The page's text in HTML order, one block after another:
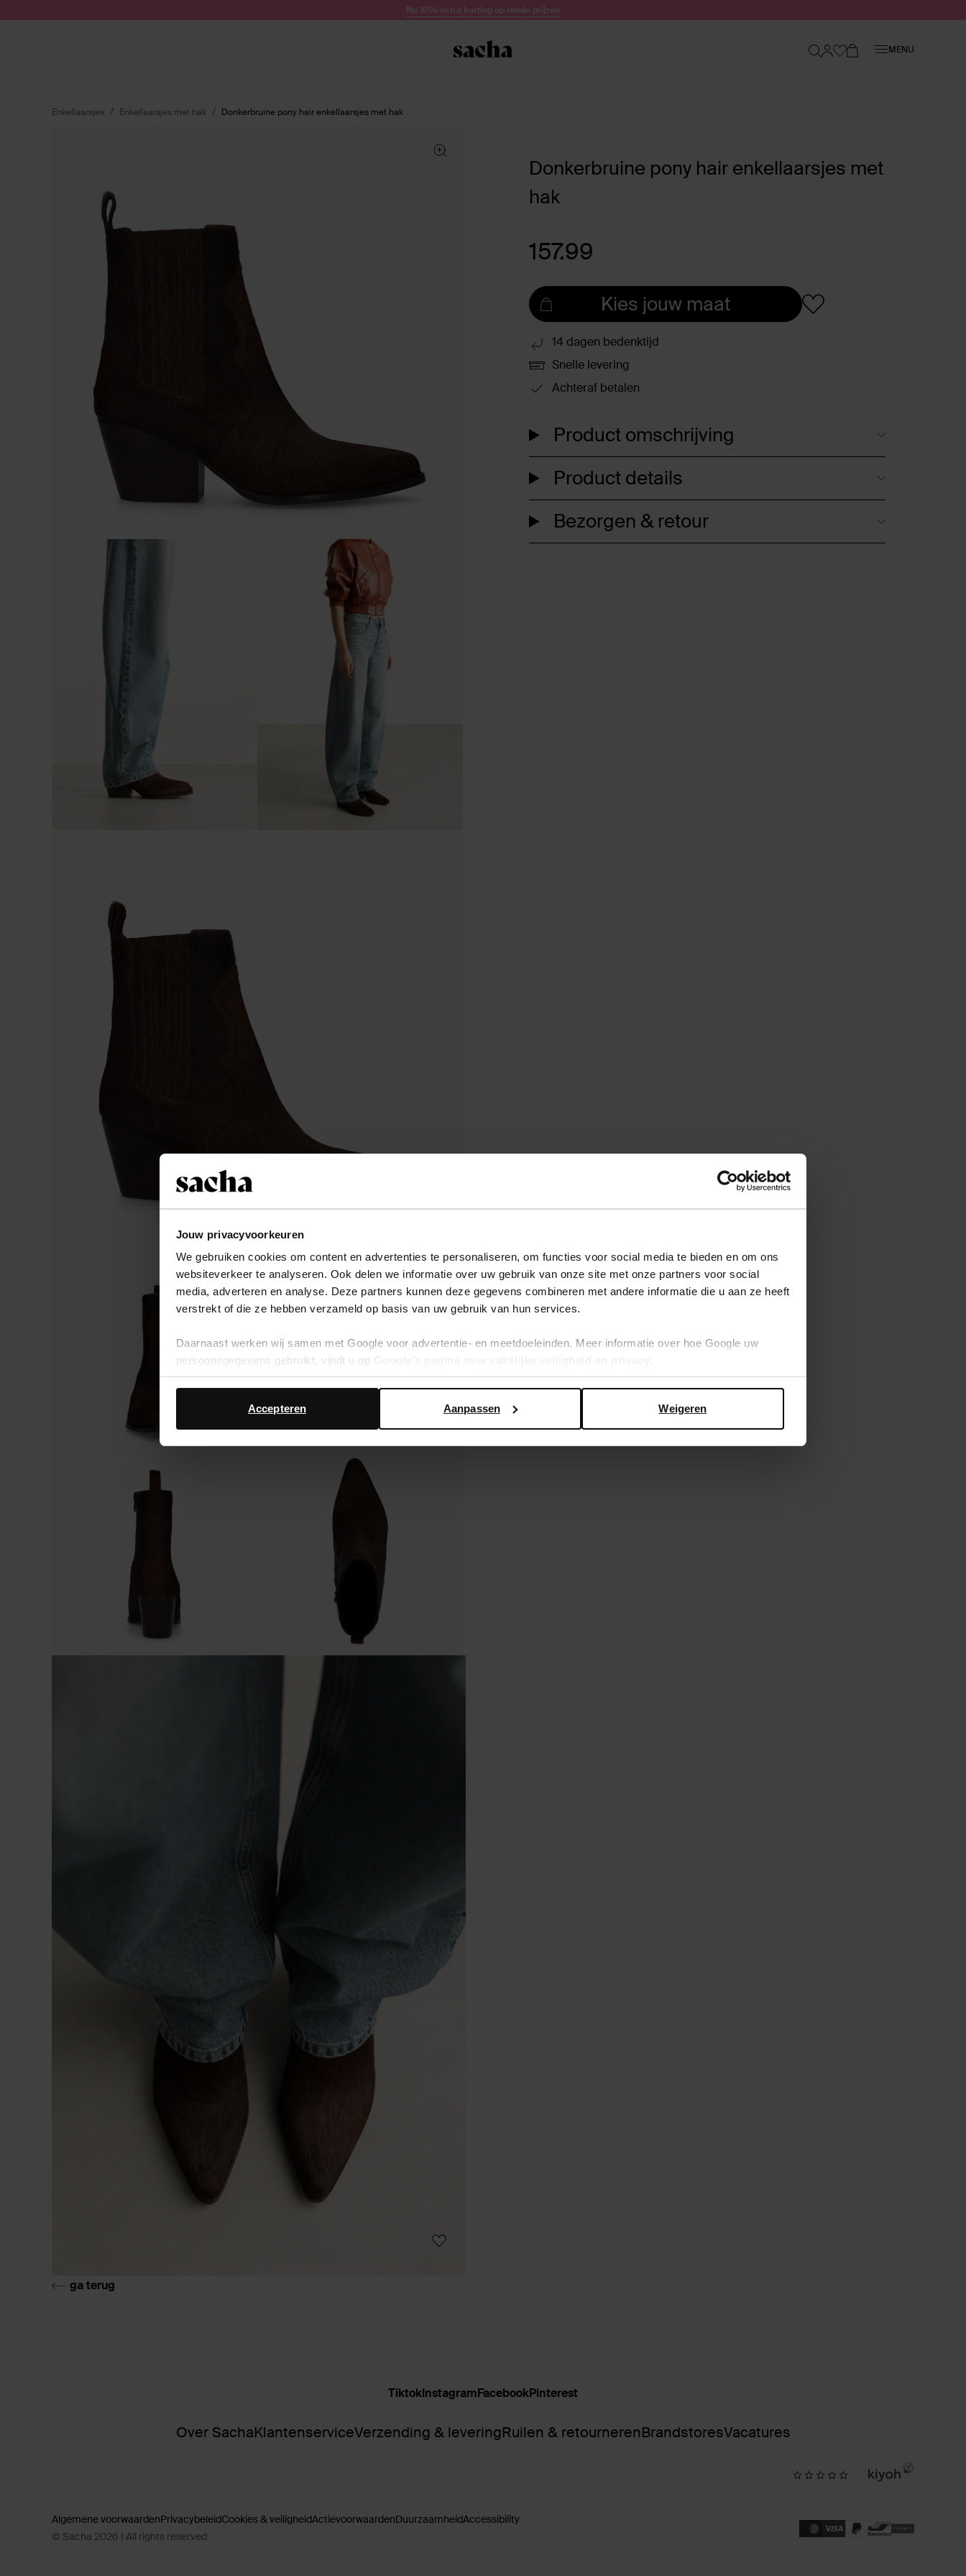
Jouw privacyvoorkeuren
We gebruiken cookies om content en advertenties te personaliseren, om functies voor social media te bieden en om ons
websiteverkeer te analyseren. Ook delen we informatie over uw gebruik van onze site met onze partners voor social
media, adverteren en analyse. Deze partners kunnen deze gegevens combineren met andere informatie die u aan ze heeft
verstrekt of die ze hebben verzameld op basis van uw gebruik van hun services.
Daarnaast werken wij samen met Google voor advertentie- en meetdoeleinden. Meer informatie over hoe Google uw
persoonsgegevens gebruikt, vindt u op
Weigeren
Aanpassen
Accepteren
Nu 10% extra korting op ronde prijzen
MENU
Enkellaarsjes Enkellaarsjes met hak Donkerbruine pony hair enkellaarsjes met hak
Donkerbruine pony hair enkellaarsjes met
hak
157.99
Kies jouw maat
14 dagen bedenktijd
Snelle levering
Achteraf betalen
Product omschrijving
Product details
Bezorgen & retour
ga terug
Over SachaKlantenserviceVerzending & leveringRuilen & retournerenBrandstoresVacatures
TiktokInstagramFacebookPinterest
Algemene voorwaardenPrivacybeleidCookies & veiligheidActievoorwaardenDuurzaamheidAccessibility
© Sacha 2026 | All rights reserved